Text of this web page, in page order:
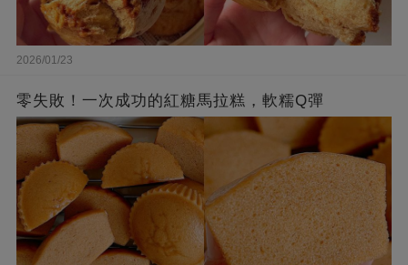
2026/01/23
零失敗！一次成功的紅糖馬拉糕，軟糯Q彈